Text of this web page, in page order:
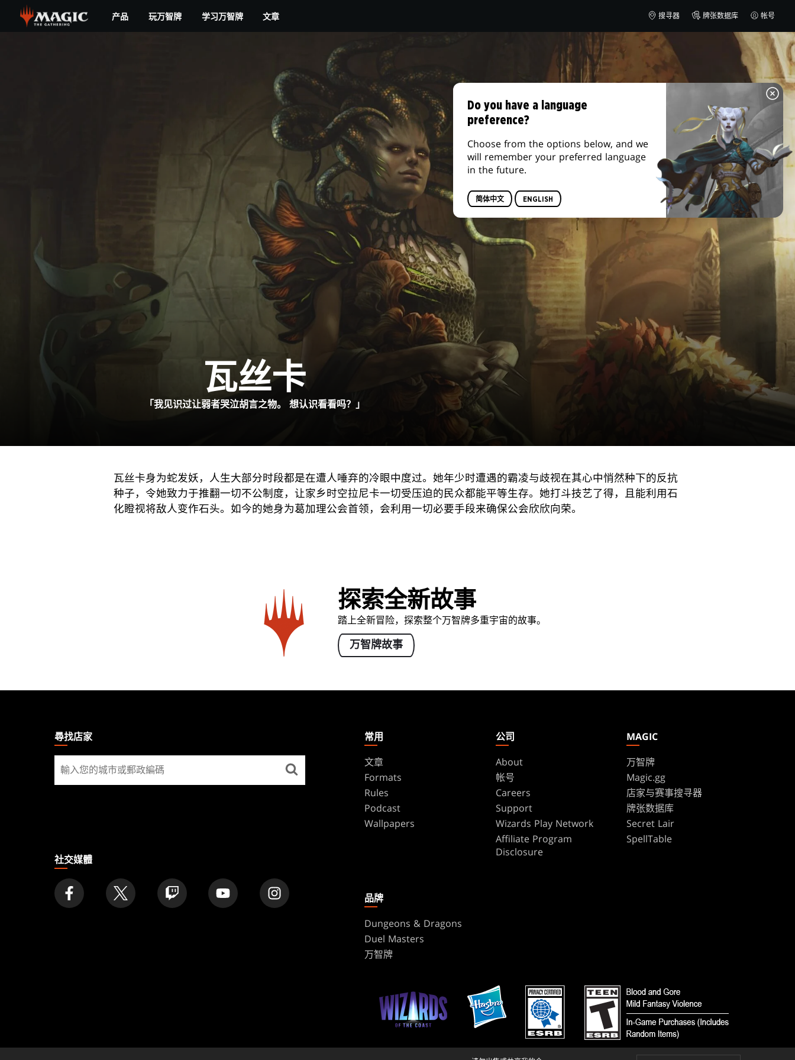
产品 玩万智牌 学习万智牌 文章 搜寻器 牌张数据库 帐号
瓦丝卡
「我见识过让弱者哭泣胡言之物。 想认识看看吗？」
瓦丝卡身为蛇发妖，人生大部分时段都是在遭人唾弃的冷眼中度过。她年少时遭遇的霸凌与歧视在其心中悄然种下的反抗
种子，令她致力于推翻一切不公制度，让家乡时空拉尼卡一切受压迫的民众都能平等生存。她打斗技艺了得，且能利用石
化瞪视将敌人变作石头。如今的她身为葛加理公会首领，会利用一切必要手段来确保公会欣欣向荣。
探索全新故事
踏上全新冒险，探索整个万智牌多重宇宙的故事。
万智牌故事
GATHERING尋找店家
尋
找
社交媒體
常用
文章
Formats
Rules
Podcast
Wallpapers
公司
About
帐号
Careers
Support
Wizards Play Network
Affiliate Program
Disclosure
MAGIC
万智牌
Magic.gg
店家与赛事搜寻器
牌张数据库
Secret Lair
SpellTable
品牌
Dungeons & Dragons
Duel Masters
万智牌
Do you have a language
preference?
Choose from the options below, and we
will remember your preferred language
in the future.
简体中文 ENGLISH